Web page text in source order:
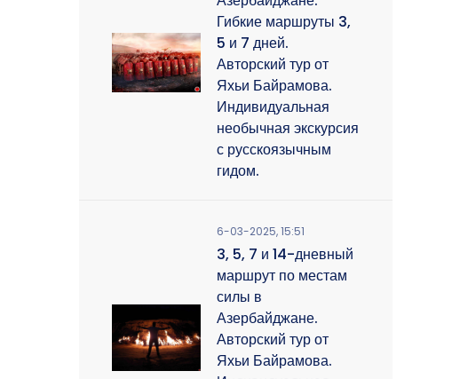
Гибкие маршруты 3,
5 и 7 дней.
Авторский тур от
Яхьи Байрамова.
Индивидуальная
необычная экскурсия
с русскоязычным
гидом.
6-03-2025, 15:51
3, 5, 7 и 14-дневный
маршрут по местам
силы в
Азербайджане.
Авторский тур от
Яхьи Байрамова.